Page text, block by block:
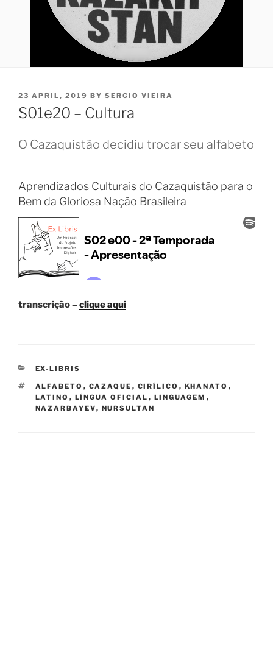
POSTED
ON
23 APRIL, 2019 BY SERGIO VIEIRA
S01e20 – Cultura
O Cazaquistão decidiu trocar seu alfabeto
Aprendizados Culturais do Cazaquistão para o
Bem da Gloriosa Nação Brasileira
transcrição –clique aqui
CATEGORIES
EX-LIBRIS
TAGS
ALFABETO , CAZAQUE , CIRÍLICO , KHANATO ,
LATINO , LÍNGUA OFICIAL , LINGUAGEM ,
NAZARBAYEV, NURSULTAN